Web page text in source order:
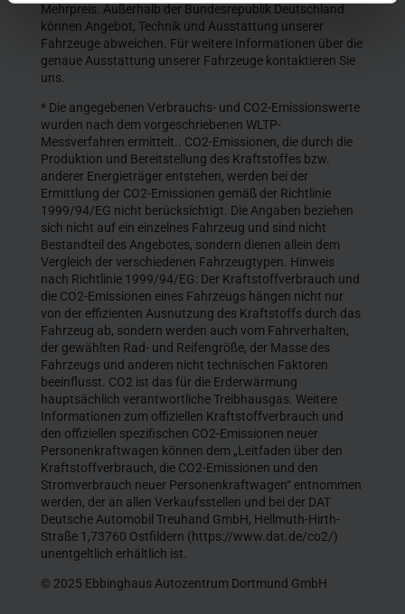
Mehrpreis. Außerhalb der Bundesrepublik Deutschland
können Angebot, Technik und Ausstattung unserer
Fahrzeuge abweichen. Für weitere Informationen über die
genaue Ausstattung unserer Fahrzeuge kontaktieren Sie
uns.
* Die angegebenen Verbrauchs- und CO2-Emissionswerte
wurden nach dem vorgeschriebenen WLTP-
Messverfahren ermittelt.. CO2-Emissionen, die durch die
Produktion und Bereitstellung des Kraftstoffes bzw.
anderer Energieträger entstehen, werden bei der
Ermittlung der CO2-Emissionen gemäß der Richtlinie
1999/94/EG nicht berücksichtigt. Die Angaben beziehen
sich nicht auf ein einzelnes Fahrzeug und sind nicht
Bestandteil des Angebotes, sondern dienen allein dem
Vergleich der verschiedenen Fahrzeugtypen. Hinweis
nach Richtlinie 1999/94/EG: Der Kraftstoffverbrauch und
die CO2-Emissionen eines Fahrzeugs hängen nicht nur
von der effizienten Ausnutzung des Kraftstoffs durch das
Fahrzeug ab, sondern werden auch vom Fahrverhalten,
der gewählten Rad- und Reifengröße, der Masse des
Fahrzeugs und anderen nicht technischen Faktoren
beeinflusst. CO2 ist das für die Erderwärmung
hauptsächlich verantwortliche Treibhausgas. Weitere
Informationen zum offiziellen Kraftstoffverbrauch und
den offiziellen spezifischen CO2-Emissionen neuer
Personenkraftwagen können dem „Leitfaden über den
Kraftstoffverbrauch, die CO2-Emissionen und den
Stromverbrauch neuer Personenkraftwagen“ entnommen
werden, der an allen Verkaufsstellen und bei der DAT
Deutsche Automobil Treuhand GmbH, Hellmuth-Hirth-
Straße 1,73760 Ostfildern (https://www.dat.de/co2/)
unentgeltlich erhältlich ist.
© 2025 Ebbinghaus Autozentrum Dortmund GmbH